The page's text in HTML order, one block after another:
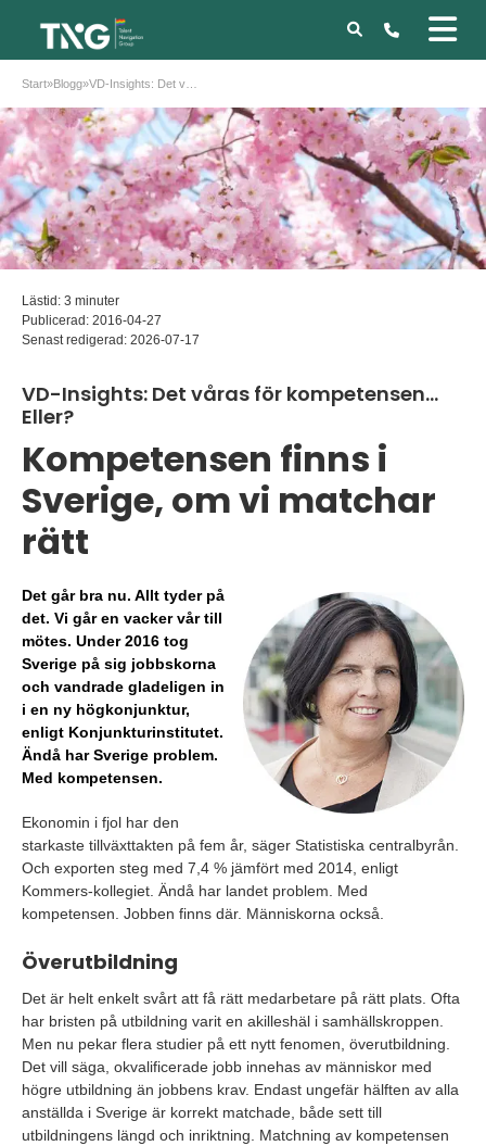
Start»Blogg»
Lästid: 3 minuter
Publicerad: 2016-04-27
Senast redigerad: 2026-07-17
VD-Insights: Det våras för kompetensen…
Eller?
Kompetensen finns i
Sverige, om vi matchar
rätt
Det går bra nu. Allt tyder på
det. Vi går en vacker vår till
mötes. Under 2016 tog
Sverige på sig jobbskorna
och vandrade gladeligen in
i en ny högkonjunktur,
enligt Konjunkturinstitutet.
Ändå har Sverige problem.
Med kompetensen.
Ekonomin i fjol har den
starkaste tillväxttakten på fem år, säger Statistiska centralbyrån.
Och exporten steg med 7,4 % jämfört med 2014, enligt
Kommers-kollegiet. Ändå har landet problem. Med
kompetensen. Jobben finns där. Människorna också.
Överutbildning
Det är helt enkelt svårt att få rätt medarbetare på rätt plats. Ofta
har bristen på utbildning varit en akilleshäl i samhällskroppen.
Men nu pekar flera studier på ett nytt fenomen, överutbildning.
Det vill säga, okvalificerade jobb innehas av människor med
högre utbildning än jobbens krav. Endast ungefär hälften av alla
anställda i Sverige är korrekt matchade, både sett till
utbildningens längd och inriktning. Matchning av kompetensen